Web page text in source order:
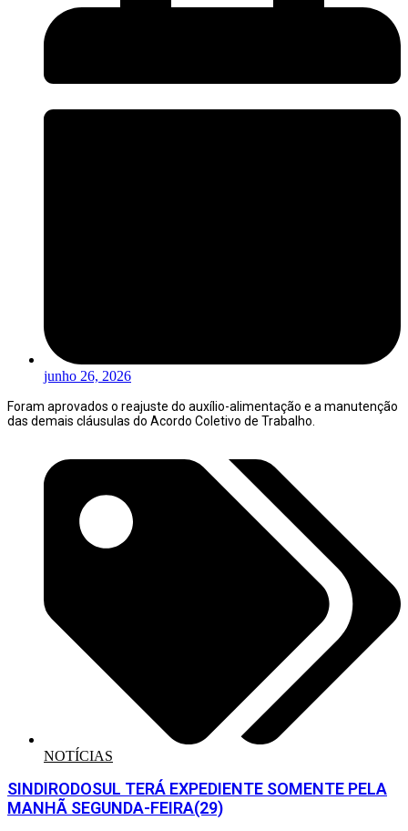
junho 26, 2026
Foram aprovados o reajuste do auxílio-alimentação e a manutenção
das demais cláusulas do Acordo Coletivo de Trabalho.
NOTÍCIAS
SINDIRODOSUL TERÁ EXPEDIENTE SOMENTE PELA
MANHÃ SEGUNDA-FEIRA(29)